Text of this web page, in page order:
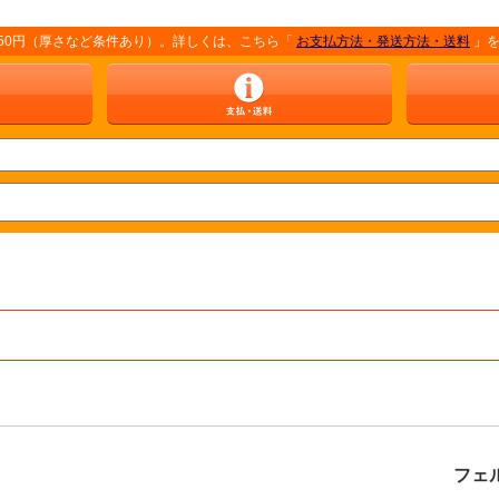
ど条件あり）。詳しくは、こちら「 お支払方法・発送方法・送料」をご覧くだ
フェ